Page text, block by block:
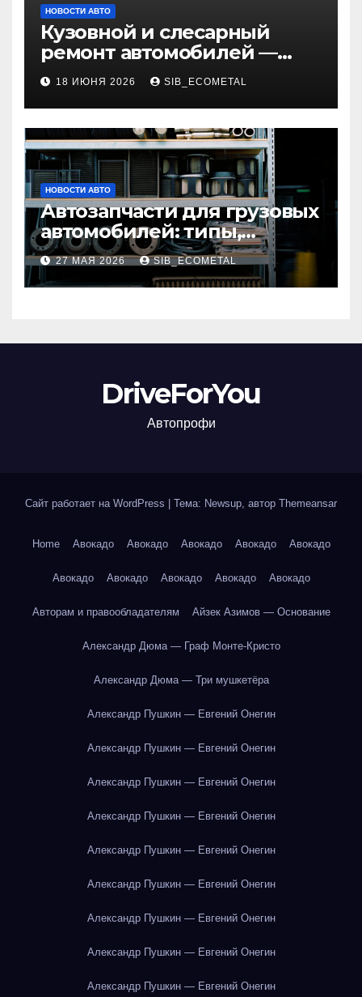
НОВОСТИ АВТО
Кузовной и слесарный
ремонт автомобилей —
наличие оригинальных
запчастей и типичные
сроки выполнения работ
18 ИЮНЯ 2026 SIB_ECOMETAL
НОВОСТИ АВТО
Автозапчасти для грузовых
автомобилей: типы,
совместимость и критерии
подбора
27 МАЯ 2026 SIB_ECOMETAL
DriveForYou
Автопрофи
Сайт работает на WordPress Тема: Newsup, автор Themeansar
Home Авокадо Авокадо Авокадо Авокадо Авокадо
Авокадо Авокадо Авокадо Авокадо Авокадо
Авторам и правообладателям Айзек Азимов — Основание
Александр Дюма — Граф Монте-Кристо
Александр Дюма — Три мушкетёра
Александр Пушкин — Евгений Онегин
Александр Пушкин — Евгений Онегин
Александр Пушкин — Евгений Онегин
Александр Пушкин — Евгений Онегин
Александр Пушкин — Евгений Онегин
Александр Пушкин — Евгений Онегин
Александр Пушкин — Евгений Онегин
Александр Пушкин — Евгений Онегин
Александр Пушкин — Евгений Онегин